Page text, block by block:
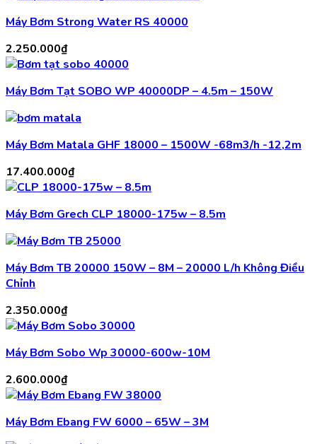
Máy Bơm Strong Water RS 40000
2.250.000₫
Máy Bơm Tạt SOBO WP 40000DP – 4.5m – 150W
Máy Bơm Matala GHF 18000 – 1500W -68m3/h -12,2m
17.400.000₫
Máy Bơm Grech CLP 18000-175w – 8.5m
Máy Bơm TB 20000 150W – 8M – 20000 L/h Không Điều
Chỉnh
2.350.000₫
Máy Bơm Sobo Wp 30000-600w-10M
2.600.000₫
Máy Bơm Ebang FW 6000 – 65W – 3M